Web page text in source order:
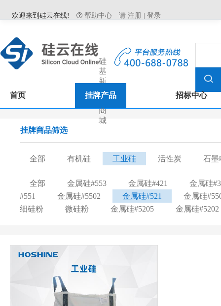
欢迎来到硅云在线! 帮助中心 请 注册 登录
硅
基
新
材
料
商
城
首页 挂牌产品 招标中心
挂牌商品筛选
全部 有机硅 工业硅 活性炭 石墨
全部 金属硅#553 金属硅#421
金属硅
#551
金属硅#5502 金属硅#521
金属硅
细硅粉
微硅粉 金属硅#5205 金属硅#5202